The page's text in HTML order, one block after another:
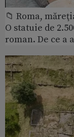
📁 Roma,
O statuie de
roman. De ce a